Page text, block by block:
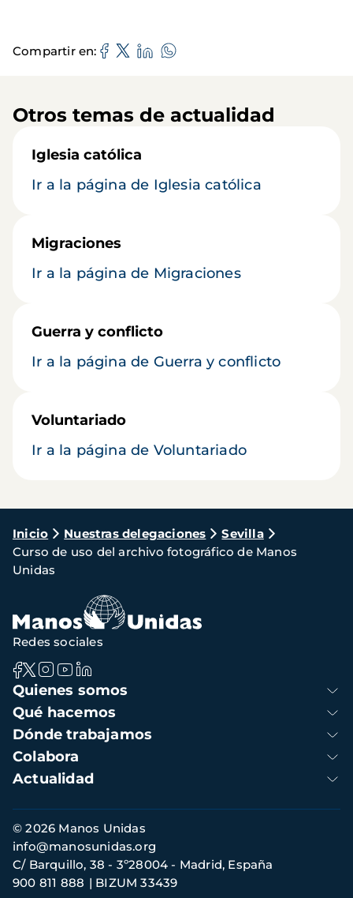
Compartir en
Otros temas de actualidad
Iglesia católica
Ir a la página de Iglesia católica
Migraciones
Ir a la página de Migraciones
Guerra y conflicto
Ir a la página de Guerra y conflicto
Voluntariado
Ir a la página de Voluntariado
Ruta
de
navegación
Inicio Nuestras delegaciones
Sevilla
Curso de uso del archivo fotográfico de Manos
Unidas
Navegación
principal
Quienes somos
Qué hacemos
Dónde trabajamos
Colabora
Actualidad
Redes sociales
Información
de
contacto
© 2026 Manos Unidas
C/ Barquillo, 38 - 3º28004 - Madrid, España
900 811 888
BIZUM 33439
info@manosunidas.org